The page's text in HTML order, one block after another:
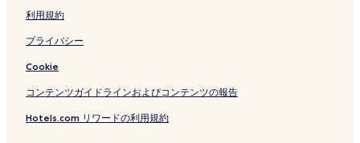
利用規約
プライバシー
Cookie
コンテンツガイドラインおよびコンテンツの報告
Hotels.com リワードの利用規約